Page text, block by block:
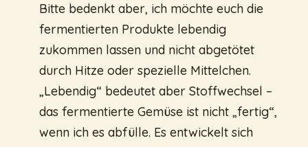
Bitte bedenkt aber, ich möchte euch die
fermentierten Produkte lebendig
zukommen lassen und nicht abgetötet
durch Hitze oder spezielle Mittelchen.
„Lebendig“ bedeutet aber Stoffwechsel –
das fermentierte Gemüse ist nicht „fertig“,
wenn ich es abfülle. Es entwickelt sich